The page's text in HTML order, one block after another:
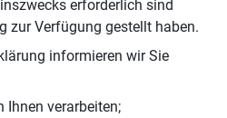
erforderlich sind
zur Verfügung gestellt haben.
informieren wir Sie
Ihnen verarbeiten;